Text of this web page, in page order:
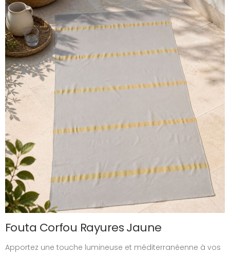
Fouta Corfou Rayures Jaune
Apportez une touche lumineuse et méditerranéenne à vos